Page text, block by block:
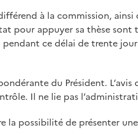
à la commission, ainsi
pour appuyer sa thèse sont
ce délai de trente
du Président. L’avis
Il ne lie pas
la possibilité de présenter une